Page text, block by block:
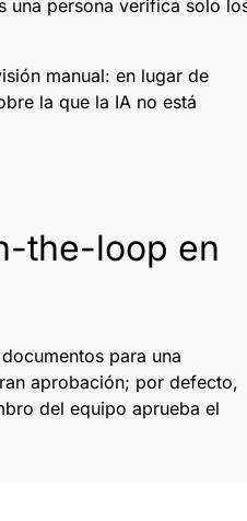
una persona verifica solo
manual: en lugar de
la que la IA no está
the-loop en
para una
aprobación; por defecto,
del equipo aprueba el